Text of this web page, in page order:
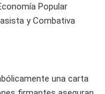
Popular
y Combativa
una carta